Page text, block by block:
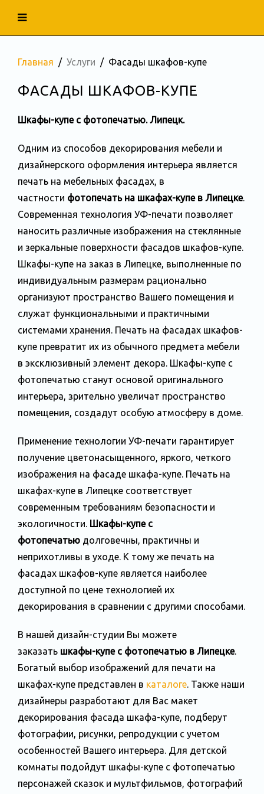
Главная Услуги Фасады шкафов-купе
ФАСАДЫ ШКАФОВ-КУПЕ
Шкафы-купе с фотопечатью. Липецк.
Одним из способов декорирования мебели и
дизайнерского оформления интерьера является
печать на мебельных фасадах, в
частности фотопечать на шкафах-купе в Липецке.
Современная технология УФ-печати позволяет
наносить различные изображения на стеклянные
и зеркальные поверхности фасадов шкафов-купе.
Шкафы-купе на заказ в Липецке, выполненные по
индивидуальным размерам рационально
организуют пространство Вашего помещения и
служат функциональными и практичными
системами хранения. Печать на фасадах шкафов-
купе превратит их из обычного предмета мебели
в эксклюзивный элемент декора. Шкафы-купе с
фотопечатью станут основой оригинального
интерьера, зрительно увеличат пространство
помещения, создадут особую атмосферу в доме.
Применение технологии УФ-печати гарантирует
получение цветонасыщенного, яркого, четкого
изображения на фасаде шкафа-купе. Печать на
шкафах-купе в Липецке соответствует
современным требованиям безопасности и
экологичности. Шкафы-купе с
фотопечатью долговечны, практичны и
неприхотливы в уходе. К тому же печать на
фасадах шкафов-купе является наиболее
доступной по цене технологией их
декорирования в сравнении с другими способами.
В нашей дизайн-студии Вы можете
заказать шкафы-купе с фотопечатью в Липецке.
Богатый выбор изображений для печати на
шкафах-купе представлен в каталоге. Также наши
дизайнеры разработают для Вас макет
декорирования фасада шкафа-купе, подберут
фотографии, рисунки, репродукции с учетом
особенностей Вашего интерьера. Для детской
комнаты подойдут шкафы-купе с фотопечатью
персонажей сказок и мультфильмов, фотографий